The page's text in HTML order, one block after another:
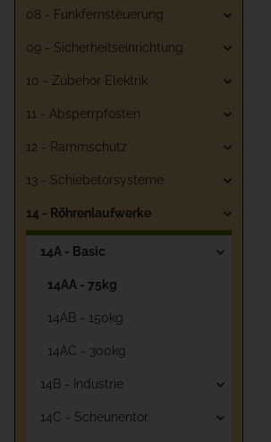
08 - Funkfernsteuerung
09 - Sicherheitseinrichtung
10 - Zubehör Elektrik
11 - Absperrpfosten
12 - Rammschutz
13 - Schiebetorsysteme
14 - Röhrenlaufwerke
14A - Basic
14AA - 75kg
14AB - 150kg
14AC - 300kg
14B - Industrie
14C - Scheunentor